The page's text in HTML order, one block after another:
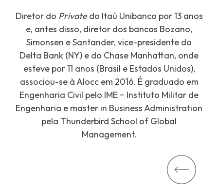
Diretor do Privatedo Itaú Unibanco por 13 anos
e, antes disso, diretor dos bancos Bozano,
Simonsen e Santander, vice-presidente do
Delta Bank (NY) e do Chase Manhattan, onde
esteve por 11 anos (Brasil e Estados Unidos),
associou-se à Alocc em 2016. É graduado em
Engenharia Civil pelo IME − Instituto Militar de
Engenharia e master in Business Administration
pela Thunderbird School of Global
Management.